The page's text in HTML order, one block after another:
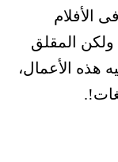
الأفلام
ولكن المقلق
هذه الأعمال،